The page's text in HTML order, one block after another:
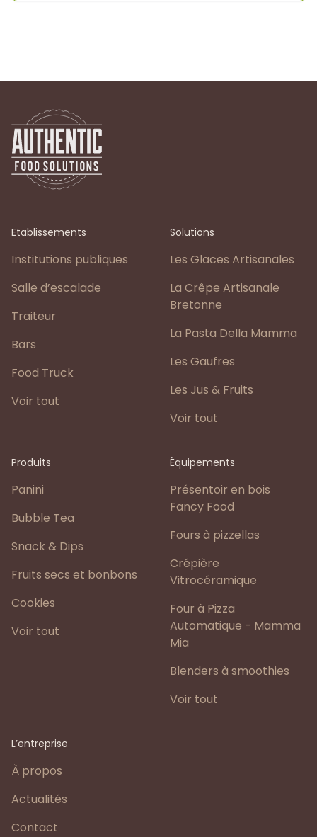
Etablissements
Institutions publiques
Salle d’escalade
Traiteur
Bars
Food Truck
Voir tout
Solutions
Les Glaces Artisanales
La Crêpe Artisanale
Bretonne
La Pasta Della Mamma
Les Gaufres
Les Jus & Fruits
Voir tout
Produits
Panini
Bubble Tea
Snack & Dips
Fruits secs et bonbons
Cookies
Voir tout
Équipements
Présentoir en bois
Fancy Food
Fours à pizzellas
Crépière
Vitrocéramique
Four à Pizza
Automatique - Mamma
Mia
Blenders à smoothies
Voir tout
L’entreprise
À propos
Actualités
Contact